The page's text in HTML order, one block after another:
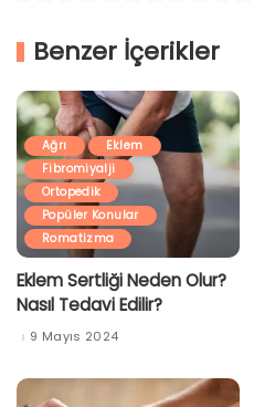
Benzer İçerikler
Ağrı
Eklem
Fibromiyalji
Ortopedik
Popüler Konular
Romatizma
Eklem Sertliği Neden Olur?
Nasıl Tedavi Edilir?
9 Mayıs 2024